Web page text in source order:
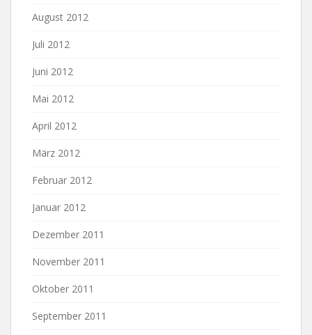
August 2012
Juli 2012
Juni 2012
Mai 2012
April 2012
März 2012
Februar 2012
Januar 2012
Dezember 2011
November 2011
Oktober 2011
September 2011